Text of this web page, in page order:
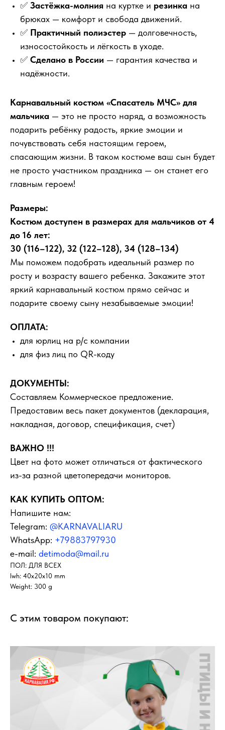
✅ Застёжка-молния на куртке и резинка на
брюках — комфорт и свобода движений.
✅ Практичный полиэстер — долговечность,
износостойкость и лёгкость в уходе.
✅ Сделано в России — гарантия качества и
надёжности.
Карнавальный костюм «Спасатель МЧС» для
мальчика — это не просто наряд, а возможность
подарить ребёнку радость, яркие эмоции и
почувствовать себя настоящим героем,
спасающим жизни. В таком костюме ваш сын будет
не просто участником праздника — он станет его
главным героем!
Размеры:
Костюм доступен в размерах для мальчиков от 4
до 16 лет:
30 (116–122), 32 (122–128), 34 (128–134)
Мы поможем подобрать идеальный размер по
росту и возрасту вашего ребенка. Закажите этот
яркий карнавальный костюм прямо сейчас и
подарите своему сыну незабываемые эмоции!
ОПЛАТА:
для юрлиц на р/с компании
для физ лиц по QR-коду
ДОКУМЕНТЫ:
Составляем Коммерческое предложение.
Предоставим весь пакет документов (декларация,
накладная, договор, спецификация, счет)
ВАЖНО !!!
Цвет на фото может отличаться от фактического
из-за разной цветопередачи мониторов.
КАК КУПИТЬ ОПТОМ:
Напишите нам:
Telegram: @KARNAVALIARU
WhatsApp: +79883797930
e-mail: detimoda@mail.ru
ПОЛ: ДЛЯ ВСЕХ
lwh: 40x20x10 mm
Weight: 300 g
С этим товаром покупают: